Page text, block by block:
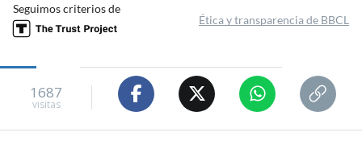
Seguimos criterios de
Ética y transparencia de BBCL
1687
visitas